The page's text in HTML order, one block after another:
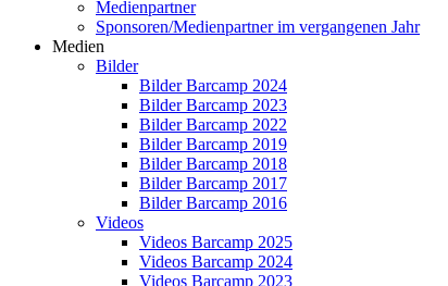
Medienpartner
Sponsoren/Medienpartner im vergangenen Jahr
Medien
Bilder
Bilder Barcamp 2024
Bilder Barcamp 2023
Bilder Barcamp 2022
Bilder Barcamp 2019
Bilder Barcamp 2018
Bilder Barcamp 2017
Bilder Barcamp 2016
Videos
Videos Barcamp 2025
Videos Barcamp 2024
Videos Barcamp 2023